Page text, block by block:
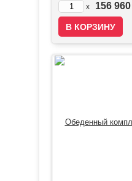
x 156 960